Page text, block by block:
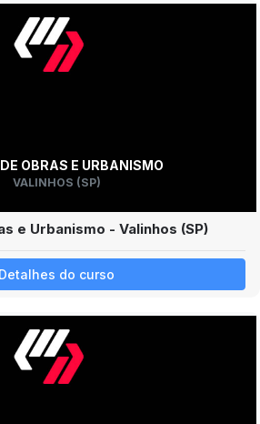
OBRAS E URBANISMO
VALINHOS (SP)
e Urbanismo - Valinhos (SP)
Detalhes do curso